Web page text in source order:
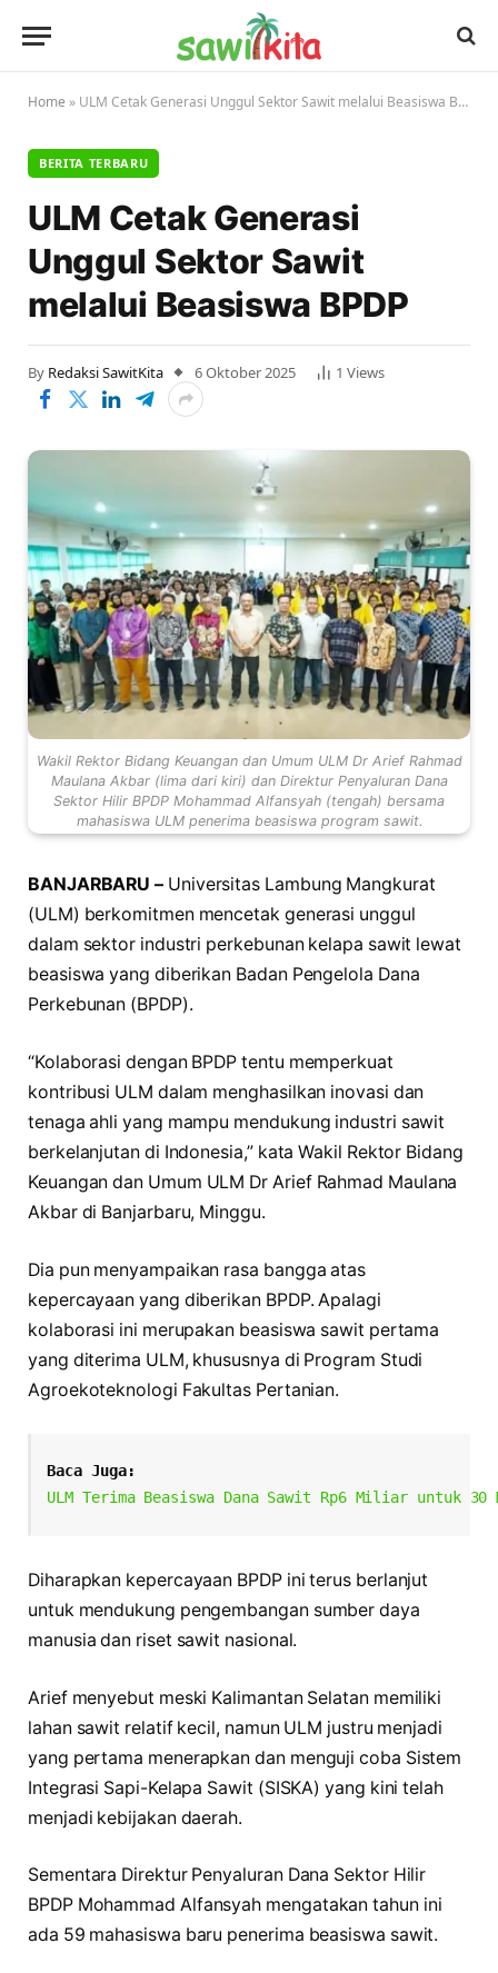
Home » ULM Cetak Generasi Unggul Sektor Sawit melalui Beasiswa BPDP
BERITA TERBARU
ULM Cetak Generasi
Unggul Sektor Sawit
melalui Beasiswa BPDP
By Redaksi SawitKita 6 Oktober 2025 1 Views
Wakil Rektor Bidang Keuangan dan Umum ULM Dr Arief Rahmad
Maulana Akbar (lima dari kiri) dan Direktur Penyaluran Dana
Sektor Hilir BPDP Mohammad Alfansyah (tengah) bersama
mahasiswa ULM penerima beasiswa program sawit.
BANJARBARU – Universitas Lambung Mangkurat
(ULM) berkomitmen mencetak generasi unggul
dalam sektor industri perkebunan kelapa sawit lewat
beasiswa yang diberikan Badan Pengelola Dana
Perkebunan (BPDP).
“Kolaborasi dengan BPDP tentu memperkuat
kontribusi ULM dalam menghasilkan inovasi dan
tenaga ahli yang mampu mendukung industri sawit
berkelanjutan di Indonesia,” kata Wakil Rektor Bidang
Keuangan dan Umum ULM Dr Arief Rahmad Maulana
Akbar di Banjarbaru, Minggu.
Dia pun menyampaikan rasa bangga atas
kepercayaan yang diberikan BPDP. Apalagi
kolaborasi ini merupakan beasiswa sawit pertama
yang diterima ULM, khususnya di Program Studi
Agroekoteknologi Fakultas Pertanian.
Baca Juga:
ULM Terima Beasiswa Dana Sawit Rp6 Miliar untuk 30
Diharapkan kepercayaan BPDP ini terus berlanjut
untuk mendukung pengembangan sumber daya
manusia dan riset sawit nasional.
Arief menyebut meski Kalimantan Selatan memiliki
lahan sawit relatif kecil, namun ULM justru menjadi
yang pertama menerapkan dan menguji coba Sistem
Integrasi Sapi-Kelapa Sawit (SISKA) yang kini telah
menjadi kebijakan daerah.
Sementara Direktur Penyaluran Dana Sektor Hilir
BPDP Mohammad Alfansyah mengatakan tahun ini
ada 59 mahasiswa baru penerima beasiswa sawit.